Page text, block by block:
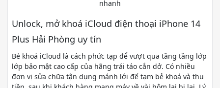
Unlock, mở khoá iCloud điện thoại iPhone 14
Plus Hải Phòng uy tín
Bẻ khoá iCloud là cách phức tạp để vượt qua tầng tầng lớp
lớp bảo mật cao cấp của hãng trái táo cắn dở. Có nhiều
đơn vị sửa chữa tận dụng mánh lới để tạm bẻ khoá và thu